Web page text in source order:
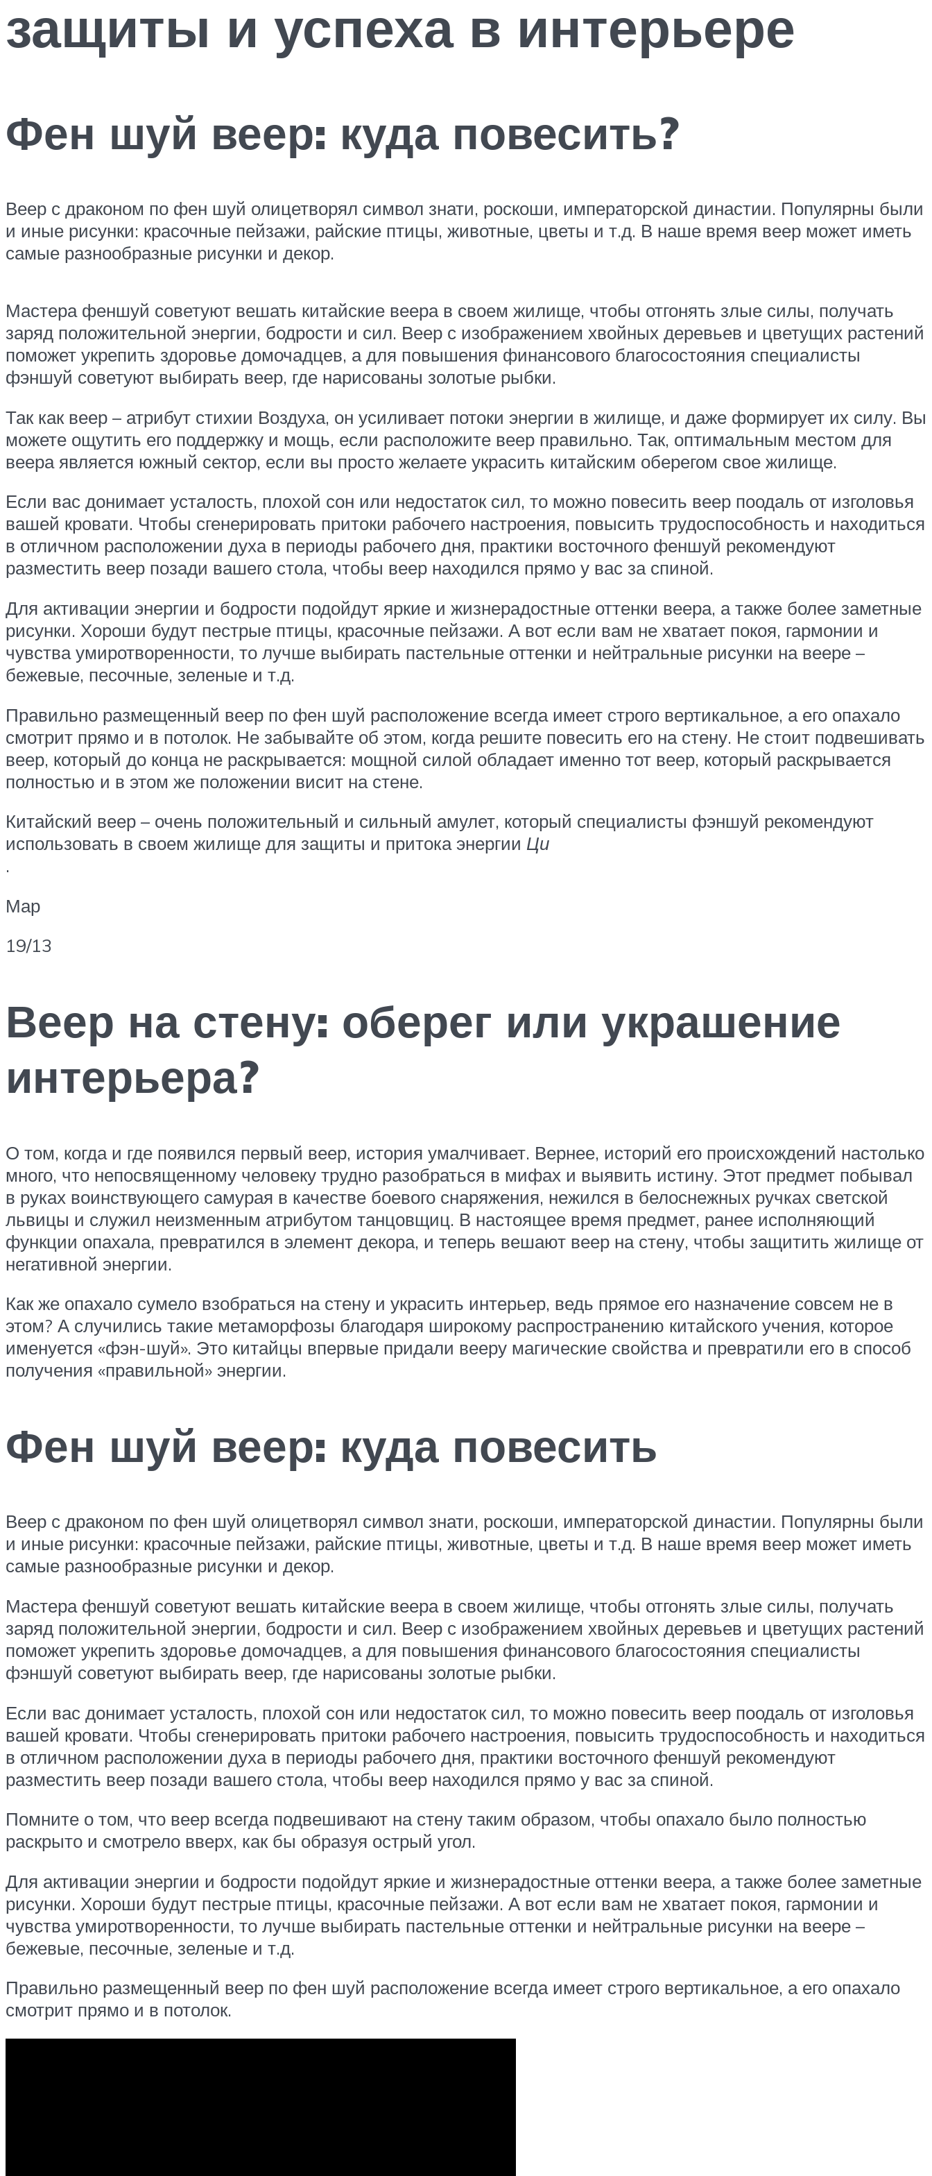
защиты и успеха в интерьере
Фен шуй веер: куда повесить?
Веер с драконом по фен шуй олицетворял символ знати, роскоши, императорской династии. Популярны были
и иные рисунки: красочные пейзажи, райские птицы, животные, цветы и т.д. В наше время веер может иметь
самые разнообразные рисунки и декор.
Мастера феншуй советуют вешать китайские веера в своем жилище, чтобы отгонять злые силы, получать
заряд положительной энергии, бодрости и сил. Веер с изображением хвойных деревьев и цветущих растений
поможет укрепить здоровье домочадцев, а для повышения финансового благосостояния специалисты
фэншуй советуют выбирать веер, где нарисованы золотые рыбки.
Так как веер – атрибут стихии Воздуха, он усиливает потоки энергии в жилище, и даже формирует их силу. Вы
можете ощутить его поддержку и мощь, если расположите веер правильно. Так, оптимальным местом для
веера является южный сектор, если вы просто желаете украсить китайским оберегом свое жилище.
Если вас донимает усталость, плохой сон или недостаток сил, то можно повесить веер поодаль от изголовья
вашей кровати. Чтобы сгенерировать притоки рабочего настроения, повысить трудоспособность и находиться
в отличном расположении духа в периоды рабочего дня, практики восточного феншуй рекомендуют
разместить веер позади вашего стола, чтобы веер находился прямо у вас за спиной.
Для активации энергии и бодрости подойдут яркие и жизнерадостные оттенки веера, а также более заметные
рисунки. Хороши будут пестрые птицы, красочные пейзажи. А вот если вам не хватает покоя, гармонии и
чувства умиротворенности, то лучше выбирать пастельные оттенки и нейтральные рисунки на веере –
бежевые, песочные, зеленые и т.д.
Правильно размещенный веер по фен шуй расположение всегда имеет строго вертикальное, а его опахало
смотрит прямо и в потолок. Не забывайте об этом, когда решите повесить его на стену. Не стоит подвешивать
веер, который до конца не раскрывается: мощной силой обладает именно тот веер, который раскрывается
полностью и в этом же положении висит на стене.
Китайский веер – очень положительный и сильный амулет, который специалисты фэншуй рекомендуют
использовать в своем жилище для защиты и притока энергии Ци
.
Мар
19/13
Веер на стену: оберег или украшение
интерьера?
О том, когда и где появился первый веер, история умалчивает. Вернее, историй его происхождений настолько
много, что непосвященному человеку трудно разобраться в мифах и выявить истину. Этот предмет побывал
в руках воинствующего самурая в качестве боевого снаряжения, нежился в белоснежных ручках светской
львицы и служил неизменным атрибутом танцовщиц. В настоящее время предмет, ранее исполняющий
функции опахала, превратился в элемент декора, и теперь вешают веер на стену, чтобы защитить жилище от
негативной энергии.
Как же опахало сумело взобраться на стену и украсить интерьер, ведь прямое его назначение совсем не в
этом? А случились такие метаморфозы благодаря широкому распространению китайского учения, которое
именуется «фэн-шуй». Это китайцы впервые придали вееру магические свойства и превратили его в способ
получения «правильной» энергии.
Фен шуй веер: куда повесить
Веер с драконом по фен шуй олицетворял символ знати, роскоши, императорской династии. Популярны были
и иные рисунки: красочные пейзажи, райские птицы, животные, цветы и т.д. В наше время веер может иметь
самые разнообразные рисунки и декор.
Мастера феншуй советуют вешать китайские веера в своем жилище, чтобы отгонять злые силы, получать
заряд положительной энергии, бодрости и сил. Веер с изображением хвойных деревьев и цветущих растений
поможет укрепить здоровье домочадцев, а для повышения финансового благосостояния специалисты
фэншуй советуют выбирать веер, где нарисованы золотые рыбки.
Если вас донимает усталость, плохой сон или недостаток сил, то можно повесить веер поодаль от изголовья
вашей кровати. Чтобы сгенерировать притоки рабочего настроения, повысить трудоспособность и находиться
в отличном расположении духа в периоды рабочего дня, практики восточного феншуй рекомендуют
разместить веер позади вашего стола, чтобы веер находился прямо у вас за спиной.
Помните о том, что веер всегда подвешивают на стену таким образом, чтобы опахало было полностью
раскрыто и смотрело вверх, как бы образуя острый угол.
Для активации энергии и бодрости подойдут яркие и жизнерадостные оттенки веера, а также более заметные
рисунки. Хороши будут пестрые птицы, красочные пейзажи. А вот если вам не хватает покоя, гармонии и
чувства умиротворенности, то лучше выбирать пастельные оттенки и нейтральные рисунки на веере –
бежевые, песочные, зеленые и т.д.
Правильно размещенный веер по фен шуй расположение всегда имеет строго вертикальное, а его опахало
смотрит прямо и в потолок.